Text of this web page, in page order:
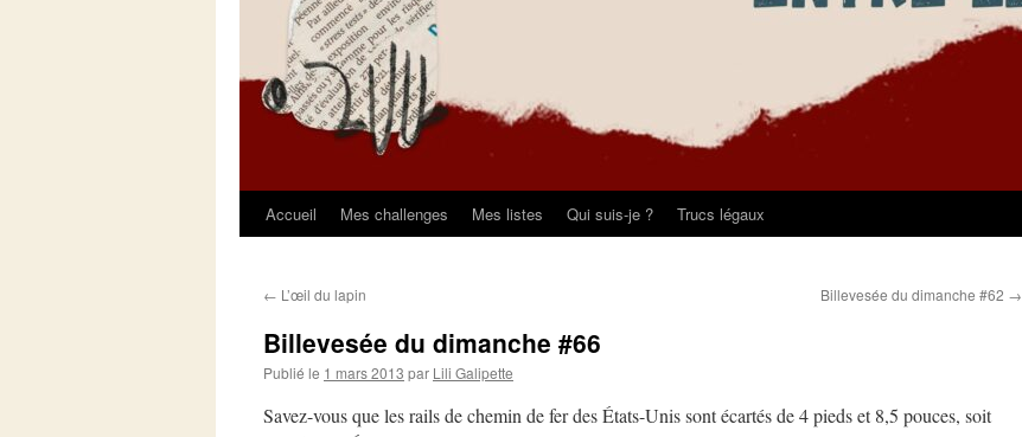
Aller
contenu
Accueil Mes challenges Mes listes Qui suis-je ? Trucs légaux
← L’œil du lapin Billevesée du dimanche #62 →
Billevesée du dimanche #66
Publié le 1 mars 2013 par Lili Galipette
Savez-vous que les rails de chemin de fer des États-Unis sont écartés de 4 pieds et 8,5 pouces, soit